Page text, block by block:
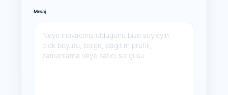
Mesaj